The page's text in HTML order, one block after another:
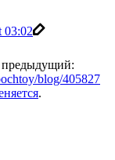
03:02
blog/405827
.